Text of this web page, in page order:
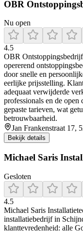
OBR
Nu open
4.5
OBR
opererend
door snelle en
eerlijke prijsstelling.
adequaat verwijderde
professionals en de
gepaste tarieven, wat
betrouwbaarheid.
Jan Frankenstraat 17,
Bekijk details
Michael Saris
Gesloten
4.5
Michael Saris
installatiebedrijf in
klanttevredenheid: alle